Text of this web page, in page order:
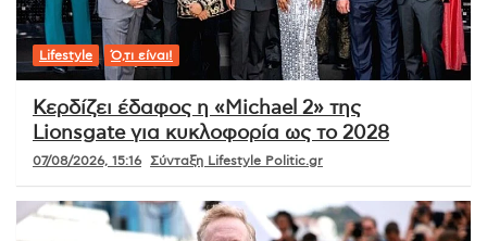
Lifestyle Ό,τι είναι!
Κερδίζει έδαφος η «Michael 2» της
Lionsgate για κυκλοφορία ως το 2028
07/08/2026, 15:16 Σύνταξη Lifestyle Politic.gr